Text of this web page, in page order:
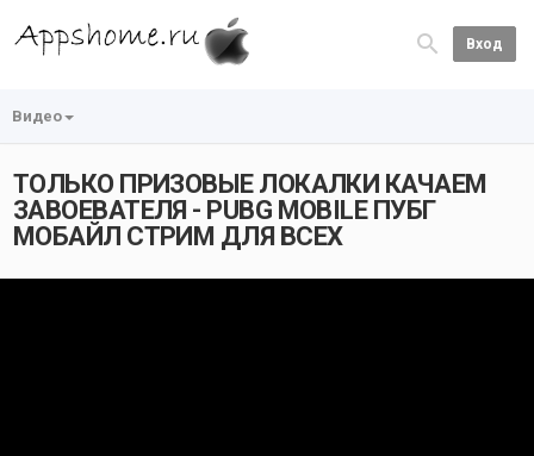
Вход
Видео
ТОЛЬКО ПРИЗОВЫЕ ЛОКАЛКИ КАЧАЕМ
ЗАВОЕВАТЕЛЯ - PUBG MOBILE ПУБГ
МОБАЙЛ СТРИМ ДЛЯ ВСЕХ